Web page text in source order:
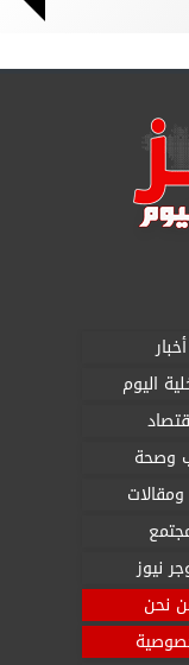
أخبار
اليوم
وصحة
ومقالات
نيوز
نحن